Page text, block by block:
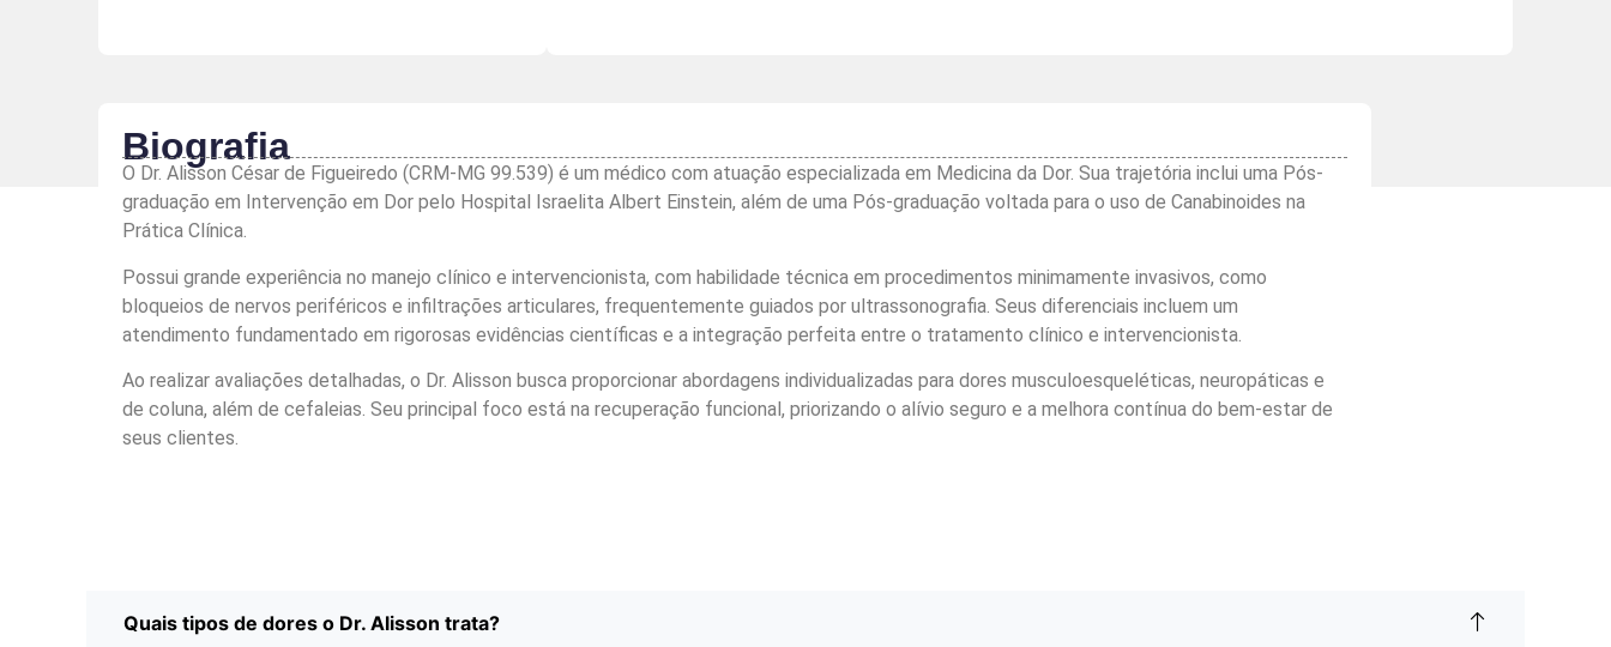
Biografia
O Dr. Alisson César de Figueiredo (CRM-MG 99.539) é um médico com atuação especializada em Medicina da Dor. Sua trajetória inclui uma Pós-
graduação em Intervenção em Dor pelo Hospital Israelita Albert Einstein, além de uma Pós-graduação voltada para o uso de Canabinoides na
Prática Clínica.
Possui grande experiência no manejo clínico e intervencionista, com habilidade técnica em procedimentos minimamente invasivos, como
bloqueios de nervos periféricos e infiltrações articulares, frequentemente guiados por ultrassonografia. Seus diferenciais incluem um
atendimento fundamentado em rigorosas evidências científicas e a integração perfeita entre o tratamento clínico e intervencionista.
Ao realizar avaliações detalhadas, o Dr. Alisson busca proporcionar abordagens individualizadas para dores musculoesqueléticas, neuropáticas e
de coluna, além de cefaleias. Seu principal foco está na recuperação funcional, priorizando o alívio seguro e a melhora contínua do bem-estar de
seus clientes.
Quais tipos de dores o Dr. Alisson trata?